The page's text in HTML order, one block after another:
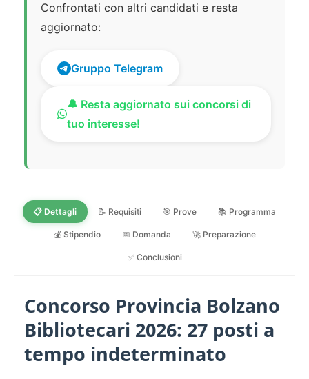
Confrontati con altri candidati e resta
aggiornato:
Gruppo Telegram
🔔 Resta aggiornato sui concorsi di
tuo interesse!
📋 Dettagli 📝 Requisiti 🎯 Prove 📚 Programma
💰 Stipendio 📅 Domanda 🚀 Preparazione
✅ Conclusioni
Concorso Provincia Bolzano
Bibliotecari 2026: 27 posti a
tempo indeterminato